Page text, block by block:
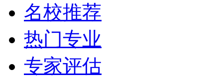
名校推荐
热门专业
专家评估